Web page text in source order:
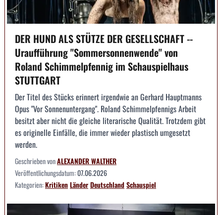
DER HUND ALS STÜTZE DER GESELLSCHAFT --
Uraufführung "Sommersonnenwende" von
Roland Schimmelpfennig im Schauspielhaus
STUTTGART
Der Titel des Stücks erinnert irgendwie an Gerhard Hauptmanns
Opus "Vor Sonnenuntergang". Roland Schimmelpfennigs Arbeit
besitzt aber nicht die gleiche literarische Qualität. Trotzdem gibt
es originelle Einfälle, die immer wieder plastisch umgesetzt
werden.
Geschrieben vonALEXANDER WALTHER
Veröffentlichungsdatum:07.06.2026
Kategorien:KritikenLänderDeutschlandSchauspiel